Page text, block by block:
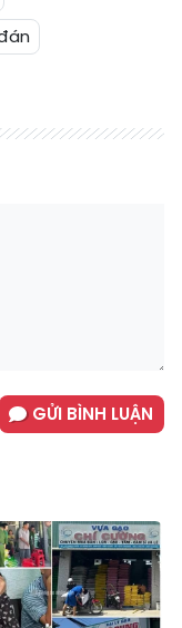
GỬI BÌNH LUẬN